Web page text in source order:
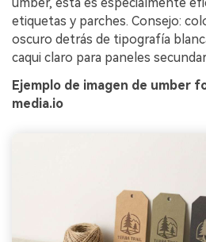
etiquetas y parches. Consejo:
oscuro detrás de tipografía
caqui claro para paneles
Ejemplo de imagen de umber
media.io
Crea
ilimitadas.
Empieza